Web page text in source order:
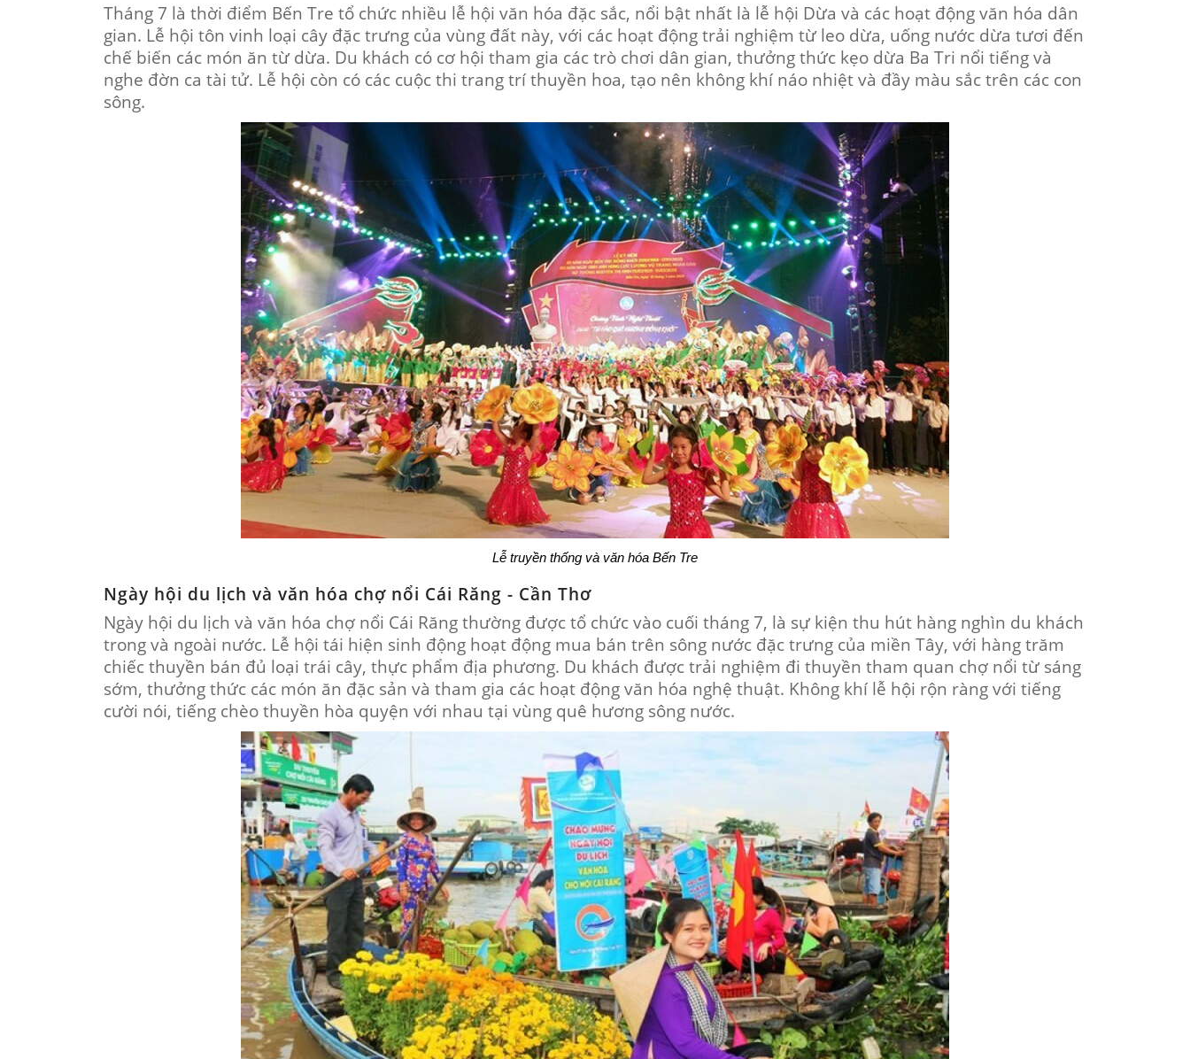
Tháng 7 là thời điểm Bến Tre tổ chức nhiều lễ hội văn hóa đặc sắc, nổi bật nhất là lễ hội Dừa và các hoạt động văn hóa dân
gian. Lễ hội tôn vinh loại cây đặc trưng của vùng đất này, với các hoạt động trải nghiệm từ leo dừa, uống nước dừa tươi đến
chế biến các món ăn từ dừa. Du khách có cơ hội tham gia các trò chơi dân gian, thưởng thức kẹo dừa Ba Tri nổi tiếng và
nghe đờn ca tài tử. Lễ hội còn có các cuộc thi trang trí thuyền hoa, tạo nên không khí náo nhiệt và đầy màu sắc trên các con
sông.
Lễ truyền thống và văn hóa Bến Tre
Ngày hội du lịch và văn hóa chợ nổi Cái Răng - Cần Thơ
Ngày hội du lịch và văn hóa chợ nổi Cái Răng thường được tổ chức vào cuối tháng 7, là sự kiện thu hút hàng nghìn du khách
trong và ngoài nước. Lễ hội tái hiện sinh động hoạt động mua bán trên sông nước đặc trưng của miền Tây, với hàng trăm
chiếc thuyền bán đủ loại trái cây, thực phẩm địa phương. Du khách được trải nghiệm đi thuyền tham quan chợ nổi từ sáng
sớm, thưởng thức các món ăn đặc sản và tham gia các hoạt động văn hóa nghệ thuật. Không khí lễ hội rộn ràng với tiếng
cười nói, tiếng chèo thuyền hòa quyện với nhau tại vùng quê hương sông nước.